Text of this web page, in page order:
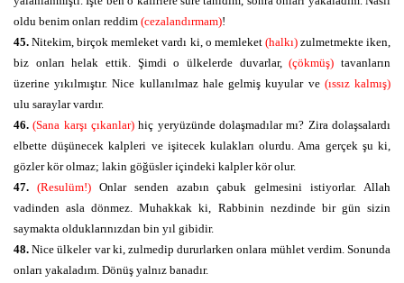
oldu benim onları reddim (cezalandırmam)!
45.Nitekim, birçok memleket vardı ki, o memleket (halkı)zulmetmekte iken,
biz onları helak ettik. Şimdi o ülkelerde duvarlar,(çökmüş) tavanların
üzerine yıkılmıştır. Nice kullanılmaz hale gelmiş kuyular ve (ıssız kalmış)
ulu saraylar vardır.
46.(Sana karşı çıkanlar) hiç yeryüzünde dolaşmadılar mı? Zira dolaşsalardı
elbette düşünecek kalpleri ve işitecek kulakları olurdu. Ama gerçek şu ki,
gözler kör olmaz; lakin göğüsler içindeki kalpler kör olur.
47. (Resulüm!)Onlar senden azabın çabuk gelmesini istiyorlar. Allah
vadinden asla dönmez. Muhakkak ki, Rabbinin nezdinde bir gün sizin
saymakta olduklarınızdan bin yıl gibidir.
48.Nice ülkeler var ki, zulmedip dururlarken onlara mühlet verdim. Sonunda
onları yakaladım. Dönüş yalnız banadır.